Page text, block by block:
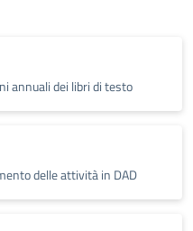
annuali dei libri di testo
delle attività in DAD